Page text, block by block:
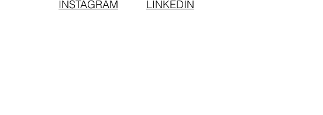
INSTAGRAM LINKEDIN